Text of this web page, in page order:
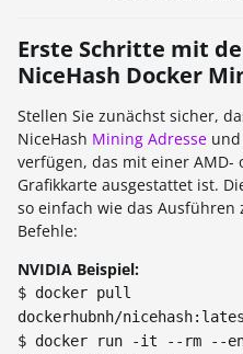
Erste Schritte mit
NiceHash Docker
Stellen Sie zunächst sicher,
NiceHash Mining Adresse
verfügen, das mit einer AMD-
Grafikkarte ausgestattet ist.
so einfach wie das Ausführen
Befehle:
NVIDIA Beispiel:
$ docker pull
dockerhubnh/
$ docker run -it --rm --